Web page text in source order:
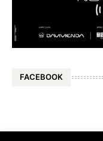
FACEBOOK